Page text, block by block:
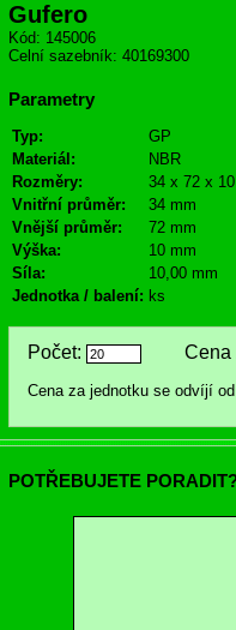
Gufero
Kód: 145006
Celní sazebník: 40169300
Parametry
Typ:
GP
Materiál:
NBR
Rozměry:
34 x 72 x 10
Vnitřní průměr:
34 mm
Vnější průměr:
72 mm
Výška:
10 mm
Síla:
10,00 mm
Jednotka / balení: ks
Počet: Cena
Cena za jednotku se odvíjí
POTŘEBUJETE